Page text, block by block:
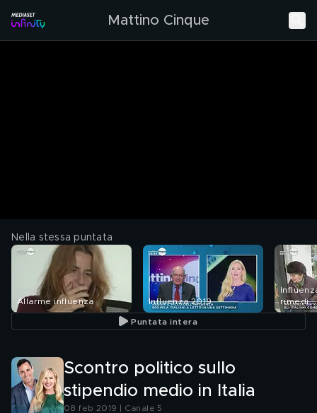
Mattino Cinque
Nella stessa puntata
Allarme influenza Influenza 2019
rimedi
Puntata intera
Scontro politico sullo
stipendio medio in Italia
08 feb 2019 | Canale 5